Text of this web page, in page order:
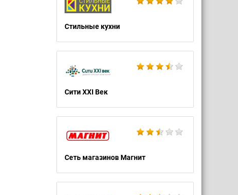
Стильные кухни
Сити XXI Век
Сеть магазинов Магнит